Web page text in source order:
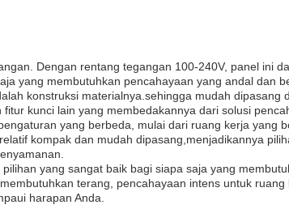
Dengan rentang tegangan 100-240V, panel ini
yang membutuhkan pencahayaan yang andal dan
konstruksi materialnya.sehingga mudah dipasang
kunci lain yang membedakannya dari solusi
yang berbeda, mulai dari ruang kerja yang
kompak dan mudah dipasang,menjadikannya
yang sangat baik bagi siapa saja yang
terang, pencahayaan intens untuk
harapan Anda.